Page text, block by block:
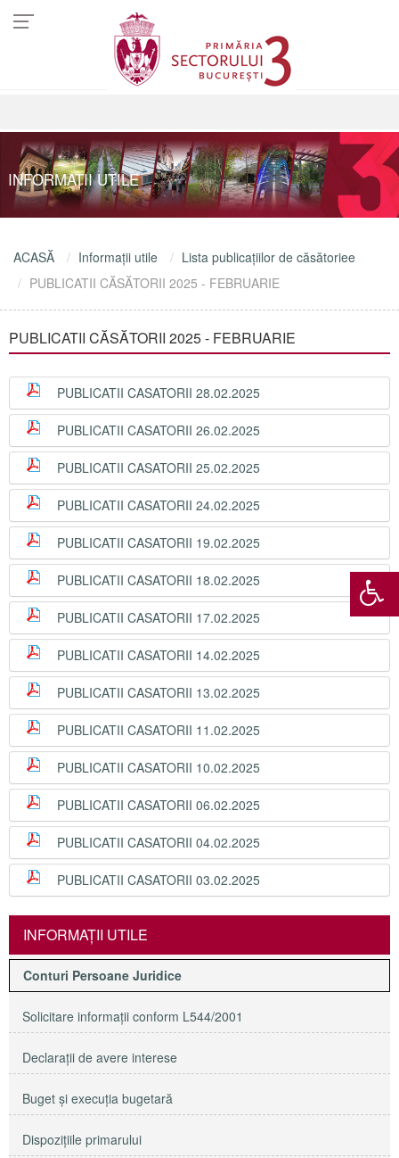
INFORMAŢII UTILE
ACASĂ Informaţii utile
Lista publicațiilor de căsătoriee
PUBLICATII CĂSĂTORII 2025 - FEBRUARIE
PUBLICATII CĂSĂTORII 2025 - FEBRUARIE
PUBLICATII CASATORII 28.02.2025
PUBLICATII CASATORII 26.02.2025
PUBLICATII CASATORII 25.02.2025
PUBLICATII CASATORII 24.02.2025
PUBLICATII CASATORII 19.02.2025
PUBLICATII CASATORII 18.02.2025
PUBLICATII CASATORII 17.02.2025
PUBLICATII CASATORII 14.02.2025
PUBLICATII CASATORII 13.02.2025
PUBLICATII CASATORII 11.02.2025
PUBLICATII CASATORII 10.02.2025
PUBLICATII CASATORII 06.02.2025
PUBLICATII CASATORII 04.02.2025
PUBLICATII CASATORII 03.02.2025
INFORMAŢII UTILE
Conturi Persoane Juridice
Solicitare informaţii conform L544/2001
Declaraţii de avere interese
Buget şi execuţia bugetară
Dispoziţiile primarului